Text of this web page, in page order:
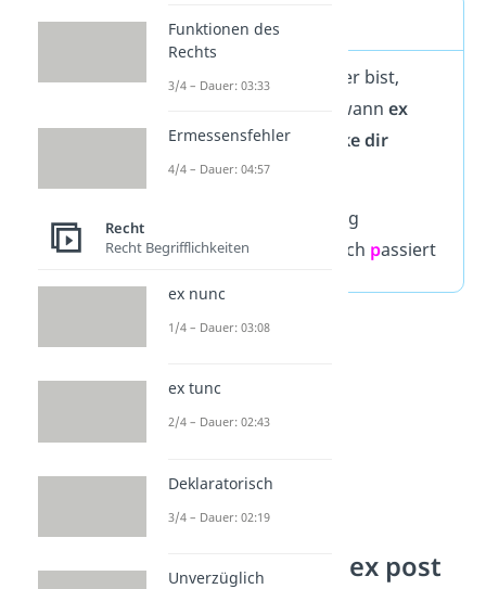
Eselsbrücke
Wenn du dir nicht sicher bist,
und wannex
postverwendest,
merke dir
einfach:
nfang
expost = was danach passiert
Beispiel ex ante ex post
Funktionen des
Rechts
3/4 – Dauer: 03:33
Ermessensfehler
4/4 – Dauer: 04:57
Recht
Recht Begrifflichkeiten
ex nunc
1/4 – Dauer: 03:08
ex tunc
2/4 – Dauer: 02:43
Deklaratorisch
3/4 – Dauer: 02:19
Unverzüglich